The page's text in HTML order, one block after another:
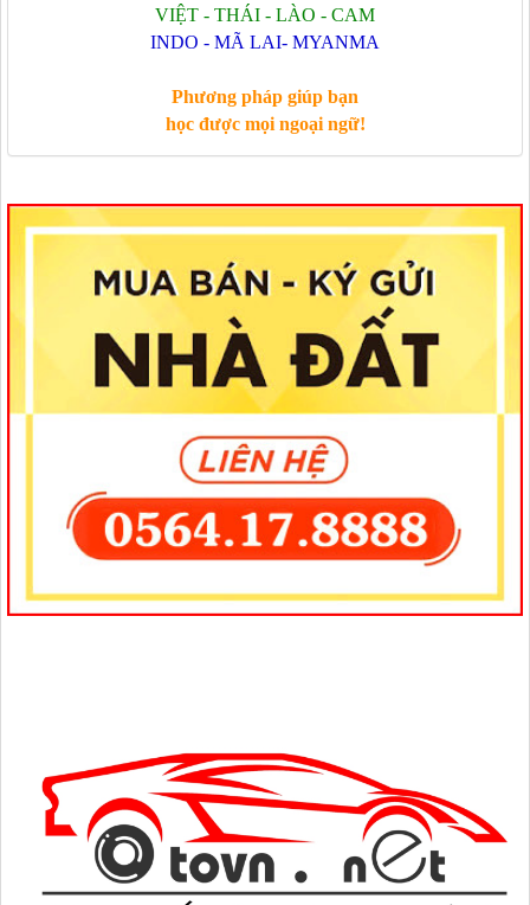
VIỆT - THÁI - LÀO - CAM
INDO - MÃ LAI- MYANMA
Phương pháp giúp bạn
học được mọi ngoại ngữ!